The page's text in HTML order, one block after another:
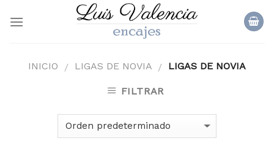
INICIO / LIGAS DE NOVIA / LIGAS DE NOVIA
FILTRAR